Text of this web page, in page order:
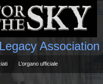
Association
L’organo ufficiale